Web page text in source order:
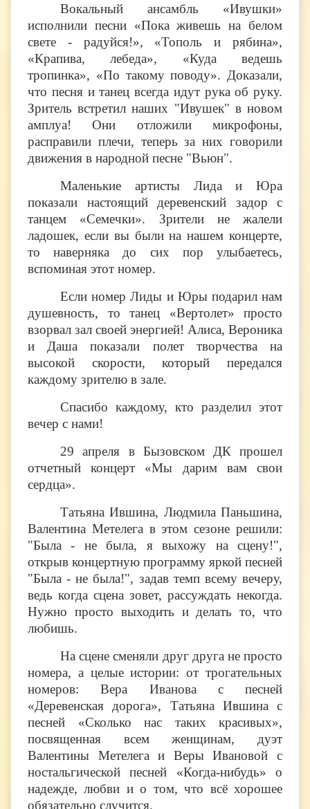
Вокальный ансамбль «Ивушки»
исполнили песни «Пока живешь на белом
свете - радуйся!», «Тополь и рябина»,
«Крапива, лебеда», «Куда ведешь
тропинка», «По такому поводу». Доказали,
что песня и танец всегда идут рука об руку.
Зритель встретил наших "Ивушек" в новом
амплуа! Они отложили микрофоны,
расправили плечи, теперь за них говорили
движения в народной песне "Вьюн".
Маленькие артисты Лида и Юра
показали настоящий деревенский задор с
танцем «Семечки». Зрители не жалели
ладошек, если вы были на нашем концерте,
то наверняка до сих пор улыбаетесь,
вспоминая этот номер.
Если номер Лиды и Юры подарил нам
душевность, то танец «Вертолет» просто
взорвал зал своей энергией! Алиса, Вероника
и Даша показали полет творчества на
высокой скорости, который передался
каждому зрителю в зале.
Спасибо каждому, кто разделил этот
вечер с нами!​​​​​​​
29 апреля в Бызовском ДК прошел
отчетный концерт «Мы дарим вам свои
сердца».
Татьяна Ившина, Людмила Паньшина,
Валентина Метелега в этом сезоне решили:
"Была - не была, я выхожу на сцену!",
открыв концертную программу яркой песней
"Была - не была!", задав темп всему вечеру,
ведь когда сцена зовет, рассуждать некогда.
Нужно просто выходить и делать то, что
любишь.
На сцене сменяли друг друга не просто
номера, а целые истории: от трогательных
номеров: Вера Иванова с песней
«Деревенская дорога», Татьяна Ившина с
песней «Сколько нас таких красивых»,
посвященная всем женщинам, дуэт
Валентины Метелега и Веры Ивановой с
ностальгической песней «Когда-нибудь» о
надежде, любви и о том, что всё хорошее
обязательно случится.